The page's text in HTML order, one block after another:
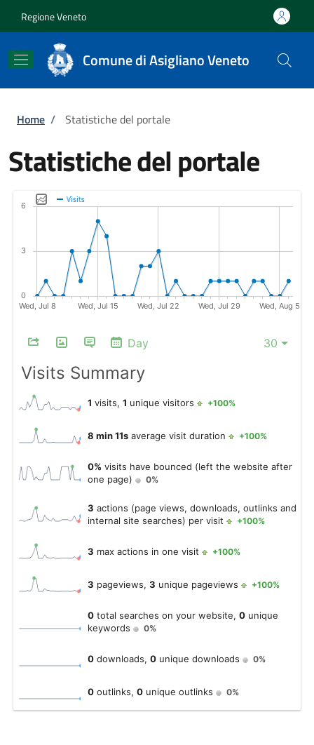
Regione Veneto
Comune di Asigliano Veneto
Briciole di pane
Home / Statistiche del portale
Statistiche del portale